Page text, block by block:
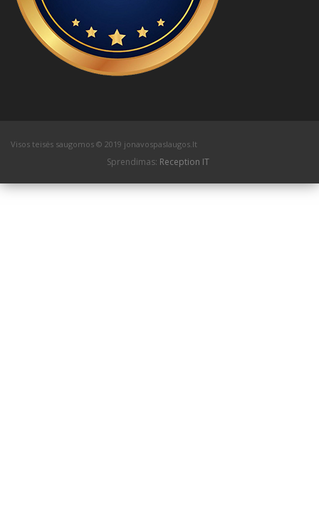
Visos teisės saugomos © 2019 jonavospaslaugos.lt
Sprendimas: Reception IT